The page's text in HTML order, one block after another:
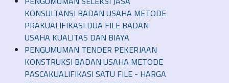
KONSULTANSI BADAN USAHA METODE
PRAKUALIFIKASI DUA FILE BADAN
USAHA KUALITAS DAN BIAYA
PENGUMUMAN TENDER PEKERJAAN
KONSTRUKSI BADAN USAHA METODE
PASCAKUALIFIKASI SATU FILE - HARGA